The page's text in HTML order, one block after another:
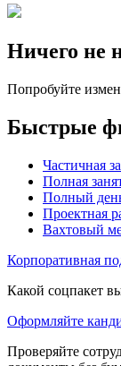
Ничего не
Попробуйте
Быстрые
Частичная
Полная
Полный
Проектная
Вахтовый
Корпоративная
Какой соцпакет
Оформляйте
Проверяйте